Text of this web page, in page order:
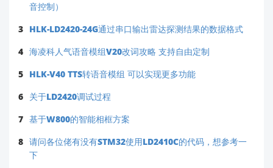
音控制）
3 HLK-LD2420-24G通过串口输出雷达探测结果的数据格式
4 海凌科人气语音模组V20改词攻略 支持自由定制
5 HLK-V40 TTS转语音模组 可以实现更多功能
6 关于LD2420调试过程
7 基于W800的智能相框方案
8 请问各位佬有没有STM32使用LD2410C的代码，想参考一
下